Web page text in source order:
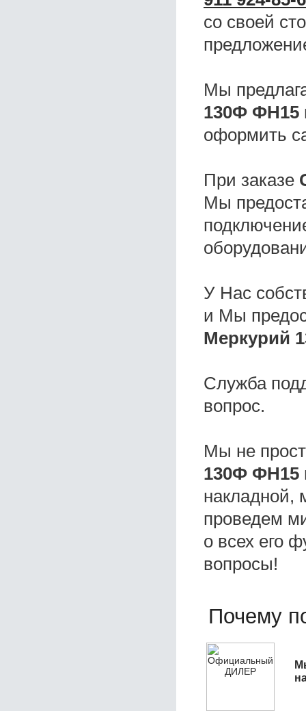
со своей
Мы
130Ф ФН15
оформить
При заказе
Мы
У Нас
и Мы
Меркурий
Служба
вопрос.
Мы не
130Ф ФН15
накладной,
проведем
о всех его
вопросы!
Почему